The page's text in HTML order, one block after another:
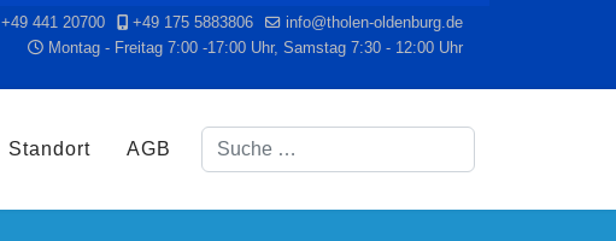
+49 441 20700 +49 175 5883806
info@tholen-oldenburg.de
Montag - Freitag 7:00 -17:00 Uhr, Samstag 7:30 - 12:00 Uhr
Standort AGB
Suchen